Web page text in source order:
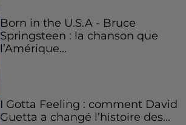
Born in the U.S.A - Bruce
Springsteen : la chanson que
l’Amérique...
I Gotta Feeling : comment David
Guetta a changé l’histoire des...